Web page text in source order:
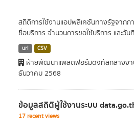
สถิติการใช้งานแอปพลิเคชันทางรัฐจากก
ชื่อบริการ จำนวนการขอใช้บริการ และวัน
url CSV
ฝ่ายพัฒนาแพลตฟอร์มดิจิทัลกลางงา
ธันวาคม 2568
ข้อมูลสถิติผู้ใช้งานระบบ
17 recent views